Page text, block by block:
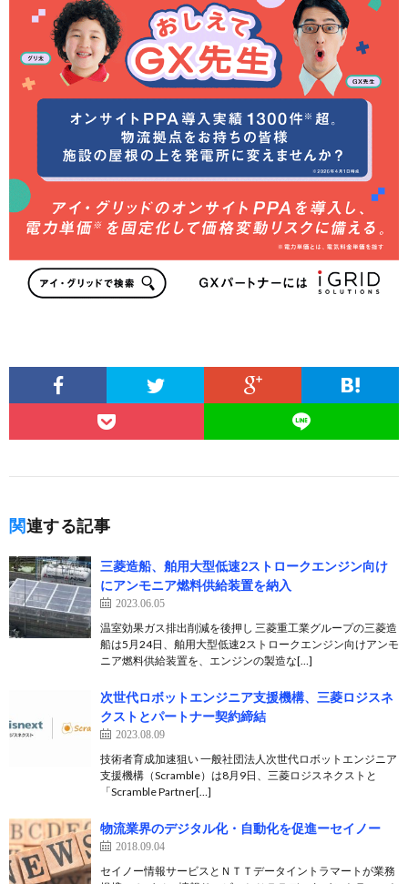
関連する記事
三菱造船、舶用大型低速2ストロークエンジン向け
にアンモニア燃料供給装置を納入
2023.06.05
温室効果ガス排出削減を後押し 三菱重工業グループの三菱造
船は5月24日、舶用大型低速2ストロークエンジン向けアンモ
ニア燃料供給装置を、エンジンの製造な[…]
次世代ロボットエンジニア支援機構、三菱ロジスネ
クストとパートナー契約締結
2023.08.09
技術者育成加速狙い 一般社団法人次世代ロボットエンジニア
支援機構（Scramble）は8月9日、三菱ロジスネクストと
「Scramble Partner[…]
物流業界のデジタル化・自動化を促進ーセイノー
2018.09.04
セイノー情報サービスとＮＴＴデータイントラマートが業務